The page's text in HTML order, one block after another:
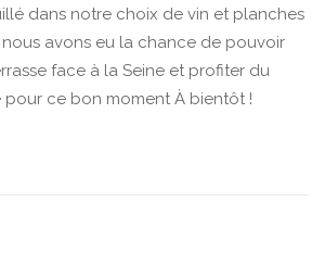
dans notre choix de vin et planches
avons eu la chance de pouvoir
face à la Seine et profiter du
pour ce bon moment À bientôt !